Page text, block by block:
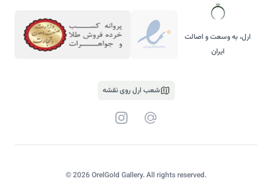
شعب ارل روی نقشه
Instagram
پست الکترونیک
ارل، به وسعت و اصالت
ایران
©2026OrelGold Gallery. All rights reserved.